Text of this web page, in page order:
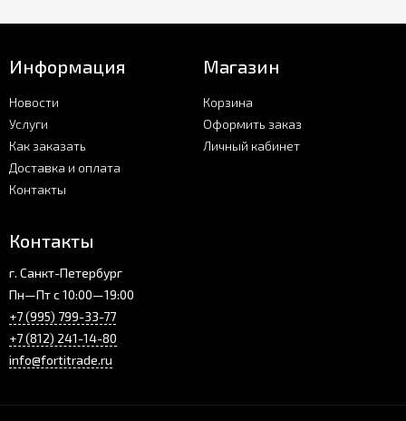
Информация
Новости
Услуги
Как заказать
Доставка и оплата
Контакты
Магазин
Корзина
Оформить заказ
Личный кабинет
Контакты
г. Санкт-Петербург
Пн—Пт с 10:00—19:00
+7 (995) 799-33-77
+7 (812) 241-14-80
info@fortitrade.ru